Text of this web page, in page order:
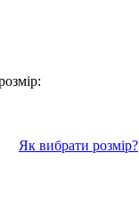
Як вибрати розмір?